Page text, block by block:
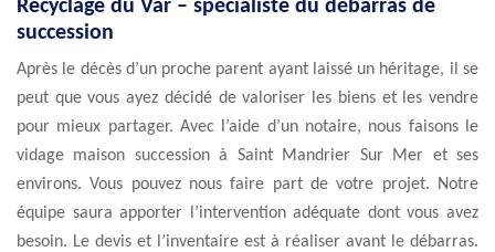
Recyclage du Var – spécialiste du débarras de
succession
Après le décès d’un proche parent ayant laissé un héritage, il se
peut que vous ayez décidé de valoriser les biens et les vendre
pour mieux partager. Avec l’aide d’un notaire, nous faisons le
vidage maison succession à Saint Mandrier Sur Mer et ses
environs. Vous pouvez nous faire part de votre projet. Notre
équipe saura apporter l’intervention adéquate dont vous avez
besoin. Le devis et l’inventaire est à réaliser avant le débarras.